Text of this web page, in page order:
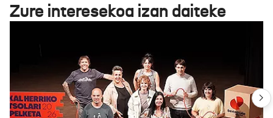
Zure interesekoa izan daiteke